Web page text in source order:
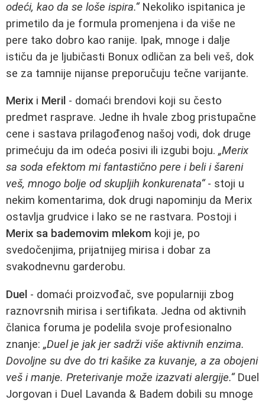
odeći, kao da se loše ispira.“Nekoliko ispitanica je
primetilo da je formula promenjena i da više ne
pere tako dobro kao ranije. Ipak, mnoge i dalje
ističu da je ljubičasti Bonux odličan za beli veš, dok
se za tamnije nijanse preporučuju tečne varijante.
Merix i Meril - domaći brendovi koji su često
predmet rasprave. Jedne ih hvale zbog pristupačne
cene i sastava prilagođenog našoj vodi, dok druge
primećuju da im odeća posivi ili izgubi boju. „Merix
sa soda efektom mi fantastično pere i beli i šareni
veš, mnogo bolje od skupljih konkurenata“- stoji u
nekim komentarima, dok drugi napominju da Merix
ostavlja grudvice i lako se ne rastvara. Postoji i
Merix sa bademovim mlekom koji je, po
svedočenjima, prijatnijeg mirisa i dobar za
svakodnevnu garderobu.
Duel - domaći proizvođač, sve popularniji zbog
raznovrsnih mirisa i sertifikata. Jedna od aktivnih
članica foruma je podelila svoje profesionalno
znanje: „Duel je jak jer sadrži više aktivnih enzima.
Dovoljne su dve do tri kašike za kuvanje, a za obojeni
veš i manje. Preterivanje može izazvati alergije.“Duel
Jorgovan i Duel Lavanda & Badem dobili su mnoge